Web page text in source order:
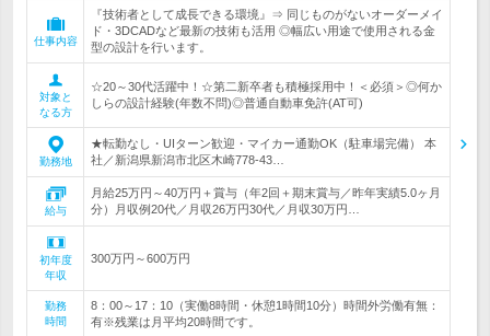
仕事内容
『技術者として成長できる環境』⇒ 同じものがないオーダーメイ
ド・3DCADなど最新の技術も活用 ◎幅広い用途で使用される金
型の設計を行います。
対象と
なる方
☆20～30代活躍中！☆第二新卒者も積極採用中！＜必須＞◎何か
しらの設計経験(年数不問)◎普通自動車免許(AT可)
勤務地
★転勤なし・UIターン歓迎・マイカー通勤OK（駐車場完備） 本
社／新潟県新潟市北区木崎778-43…
給与
月給25万円～40万円＋賞与（年2回＋期末賞与／昨年実績5.0ヶ月
分）月収例20代／月収26万円30代／月収30万円…
初年度
年収
300万円～600万円
勤務
時間
8：00～17：10（実働8時間・休憩1時間10分）時間外労働有無：
有※残業は月平均20時間です。